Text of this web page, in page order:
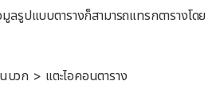
รูปแบบตารางก็สามารถแทรกตารางโดย
บวก > แตะไอคอนตาราง